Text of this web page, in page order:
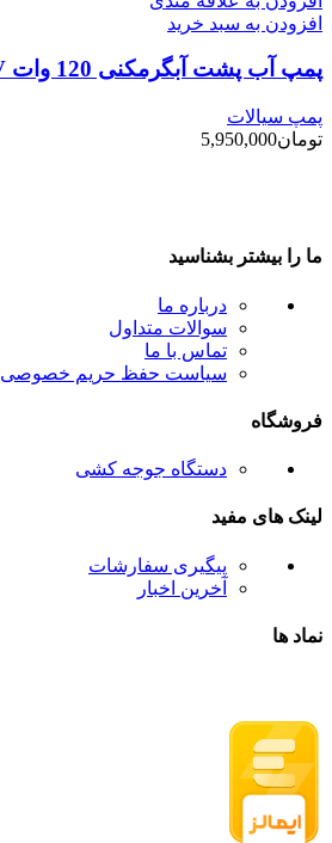
افزودن به سبد خرید
پمپ آب پشت آبگرمکنی 120 وات BMV
پمپ سیالات
تومان5,950,000
ما را بیشتر بشناسید
درباره ما
سوالات متداول
تماس با ما
سیاست حفظ حریم خصوصی
فروشگاه
دستگاه جوجه کشی
لینک های مفید
پیگیری سفارشات
آخرین اخبار
نماد ها